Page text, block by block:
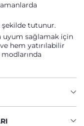
şekilde tutunur.
uyum sağlamak için
hem yatırılabilir